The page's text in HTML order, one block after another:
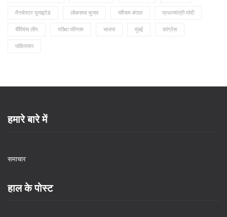
मैनचेस्टर यूनाइटेड लोकसभा चुनाव पश्चिम बंगाल प्रधानमंत्री मोदी
चैंपियंस लीग परीक्षा परिणाम भाजपा मुंबई कांग्रेस
पाकिस्तान
हमारे बारे में
समाचार
हाल के पोस्ट